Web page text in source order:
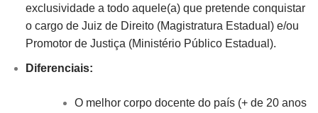
exclusividade a todo aquele(a) que pretende conquistar
o cargo de Juiz de Direito (Magistratura Estadual) e/ou
Promotor de Justiça (Ministério Público Estadual).
Diferenciais:
O melhor corpo docente do país (+ de 20 anos